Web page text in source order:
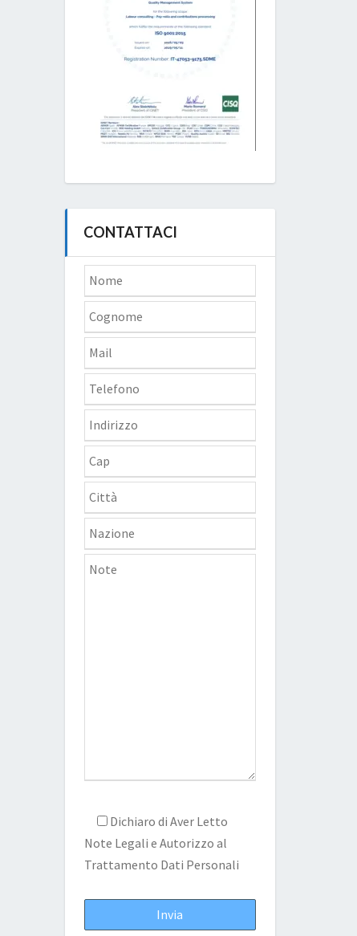
CONTATTACI
Dichiaro di Aver Letto
Note Legali e Autorizzo al
Trattamento Dati Personali